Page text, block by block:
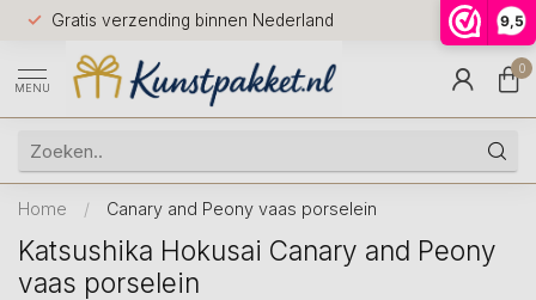
9,5
Gratis verzending binnen Nederland
Voor
huis
9.5
MENU
0
Home / Canary and Peony vaas porselein
Katsushika Hokusai Canary and Peony
vaas porselein